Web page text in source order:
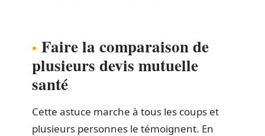
Faire la comparaison de
plusieurs devis mutuelle
santé
Cette astuce marche à tous les coups et
plusieurs personnes le témoignent. En